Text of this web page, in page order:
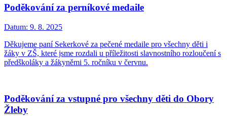
Poděkování za perníkové medaile
Datum: 9. 8. 2025
Děkujeme paní Sekerkové za pečené medaile pro všechny děti i
žáky v ZŠ, které jsme rozdali u příležitosti slavnostního rozloučení s
předškoláky a žákyněmi 5. ročníku v červnu.
Poděkování za vstupné pro všechny děti do Obory
Žleby